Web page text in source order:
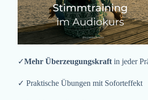
✓Mehr Überzeugungskraft in jeder
✓ Praktische Übungen mit Soforteffekt